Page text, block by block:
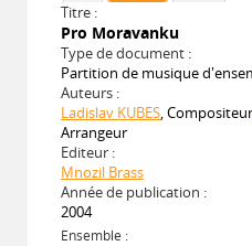
Titre :
Pro Moravanku
Type de document :
Partition de musique
Auteurs :
Ladislav KUBES,
Arrangeur
Editeur :
Mnozil Brass
Année de publication :
2004
Ensemble :